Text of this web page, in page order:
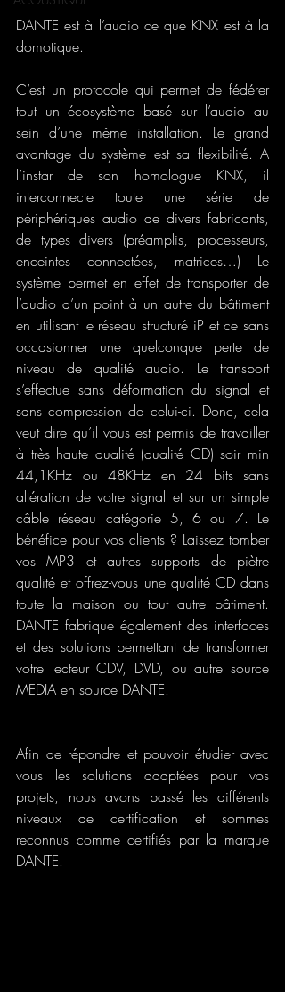
DANTE est à l’audio ce que KNX est à la
domotique.
C’est un protocole qui permet de fédérer
tout un écosystème basé sur l’audio au
sein d’une même installation. Le grand
avantage du système est sa flexibilité. A
l’instar de son homologue KNX, il
interconnecte toute une série de
périphériques audio de divers fabricants,
de types divers (préamplis, processeurs,
enceintes connectées, matrices…) Le
système permet en effet de transporter de
l’audio d’un point à un autre du bâtiment
en utilisant le réseau structuré iP et ce sans
occasionner une quelconque perte de
niveau de qualité audio. Le transport
s’effectue sans déformation du signal et
sans compression de celui-ci. Donc, cela
veut dire qu’il vous est permis de travailler
à très haute qualité (qualité CD) soir min
44,1KHz ou 48KHz en 24 bits sans
altération de votre signal et sur un simple
câble réseau catégorie 5, 6 ou 7. Le
bénéfice pour vos clients ? Laissez tomber
vos MP3 et autres supports de piètre
qualité et offrez-vous une qualité CD dans
toute la maison ou tout autre bâtiment.
DANTE fabrique également des interfaces
et des solutions permettant de transformer
votre lecteur CDV, DVD, ou autre source
MEDIA en source DANTE.
Afin de répondre et pouvoir étudier avec
vous les solutions adaptées pour vos
projets, nous avons passé les différents
niveaux de certification et sommes
reconnus comme certifiés par la marque
DANTE.